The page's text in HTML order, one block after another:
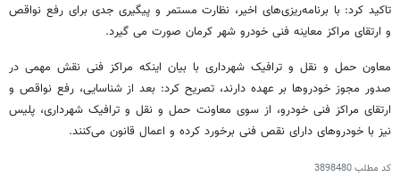
تاکید کرد: با برنامه‌ریزی‌های اخیر، نظارت مستمر و پیگیری جدی برای رفع نواقص
و ارتقای مراکز معاینه فنی خودرو شهر کرمان صورت می گیرد.
معاون حمل و نقل و ترافیک شهرداری با بیان اینکه مراکز فنی نقش مهمی در
صدور مجوز خودروها بر عهده دارند، تصریح کرد: بعد از شناسایی، رفع نواقص و
ارتقای مراکز فنی خودرو، از سوی معاونت حمل و نقل و ترافیک شهرداری، پلیس
نیز با خودروهای دارای نقص فنی برخورد کرده و اعمال قانون می‌کنند.
کد مطلب3898480